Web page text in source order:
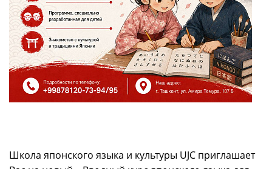
Школа японского языка и культуры UJC приглашает